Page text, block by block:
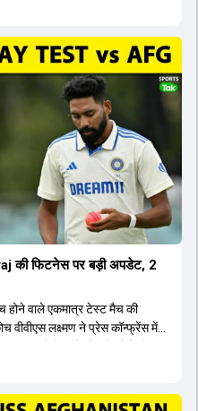
के फर्स्ट चॉइस ओपनर बने रहेंगे,
वहीं, रजत पाटीदार फिलहाल
टेस्ट क्रिकेट में वापसी कर सकते हैं।
की फिटनेस पर बड़ी अपडेट, 2
होने वाले एकमात्र टेस्ट मैच की
वीवीएस लक्ष्मण ने प्रेस कॉन्फ्रेंस में
पूरी तरह से फिट हैं और खेलने के लिए
कारण उनके खेलने पर संदेह था,
सुंदर के साथ प्लेइंग 11 में मौका